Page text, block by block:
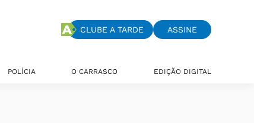
CLUBE A TARDE ASSINE
POLÍCIA O CARRASCO EDIÇÃO DIGITAL